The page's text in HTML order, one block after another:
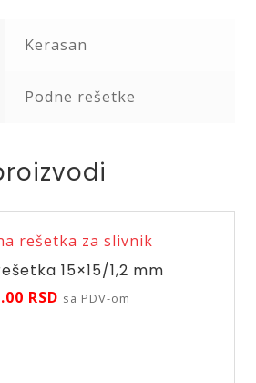
Kerasan
Podne rešetke
15×15/1,2 mm
RSD sa PDV-om